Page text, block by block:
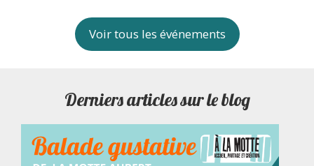
Voir tous les événements
Derniers articles sur le blog